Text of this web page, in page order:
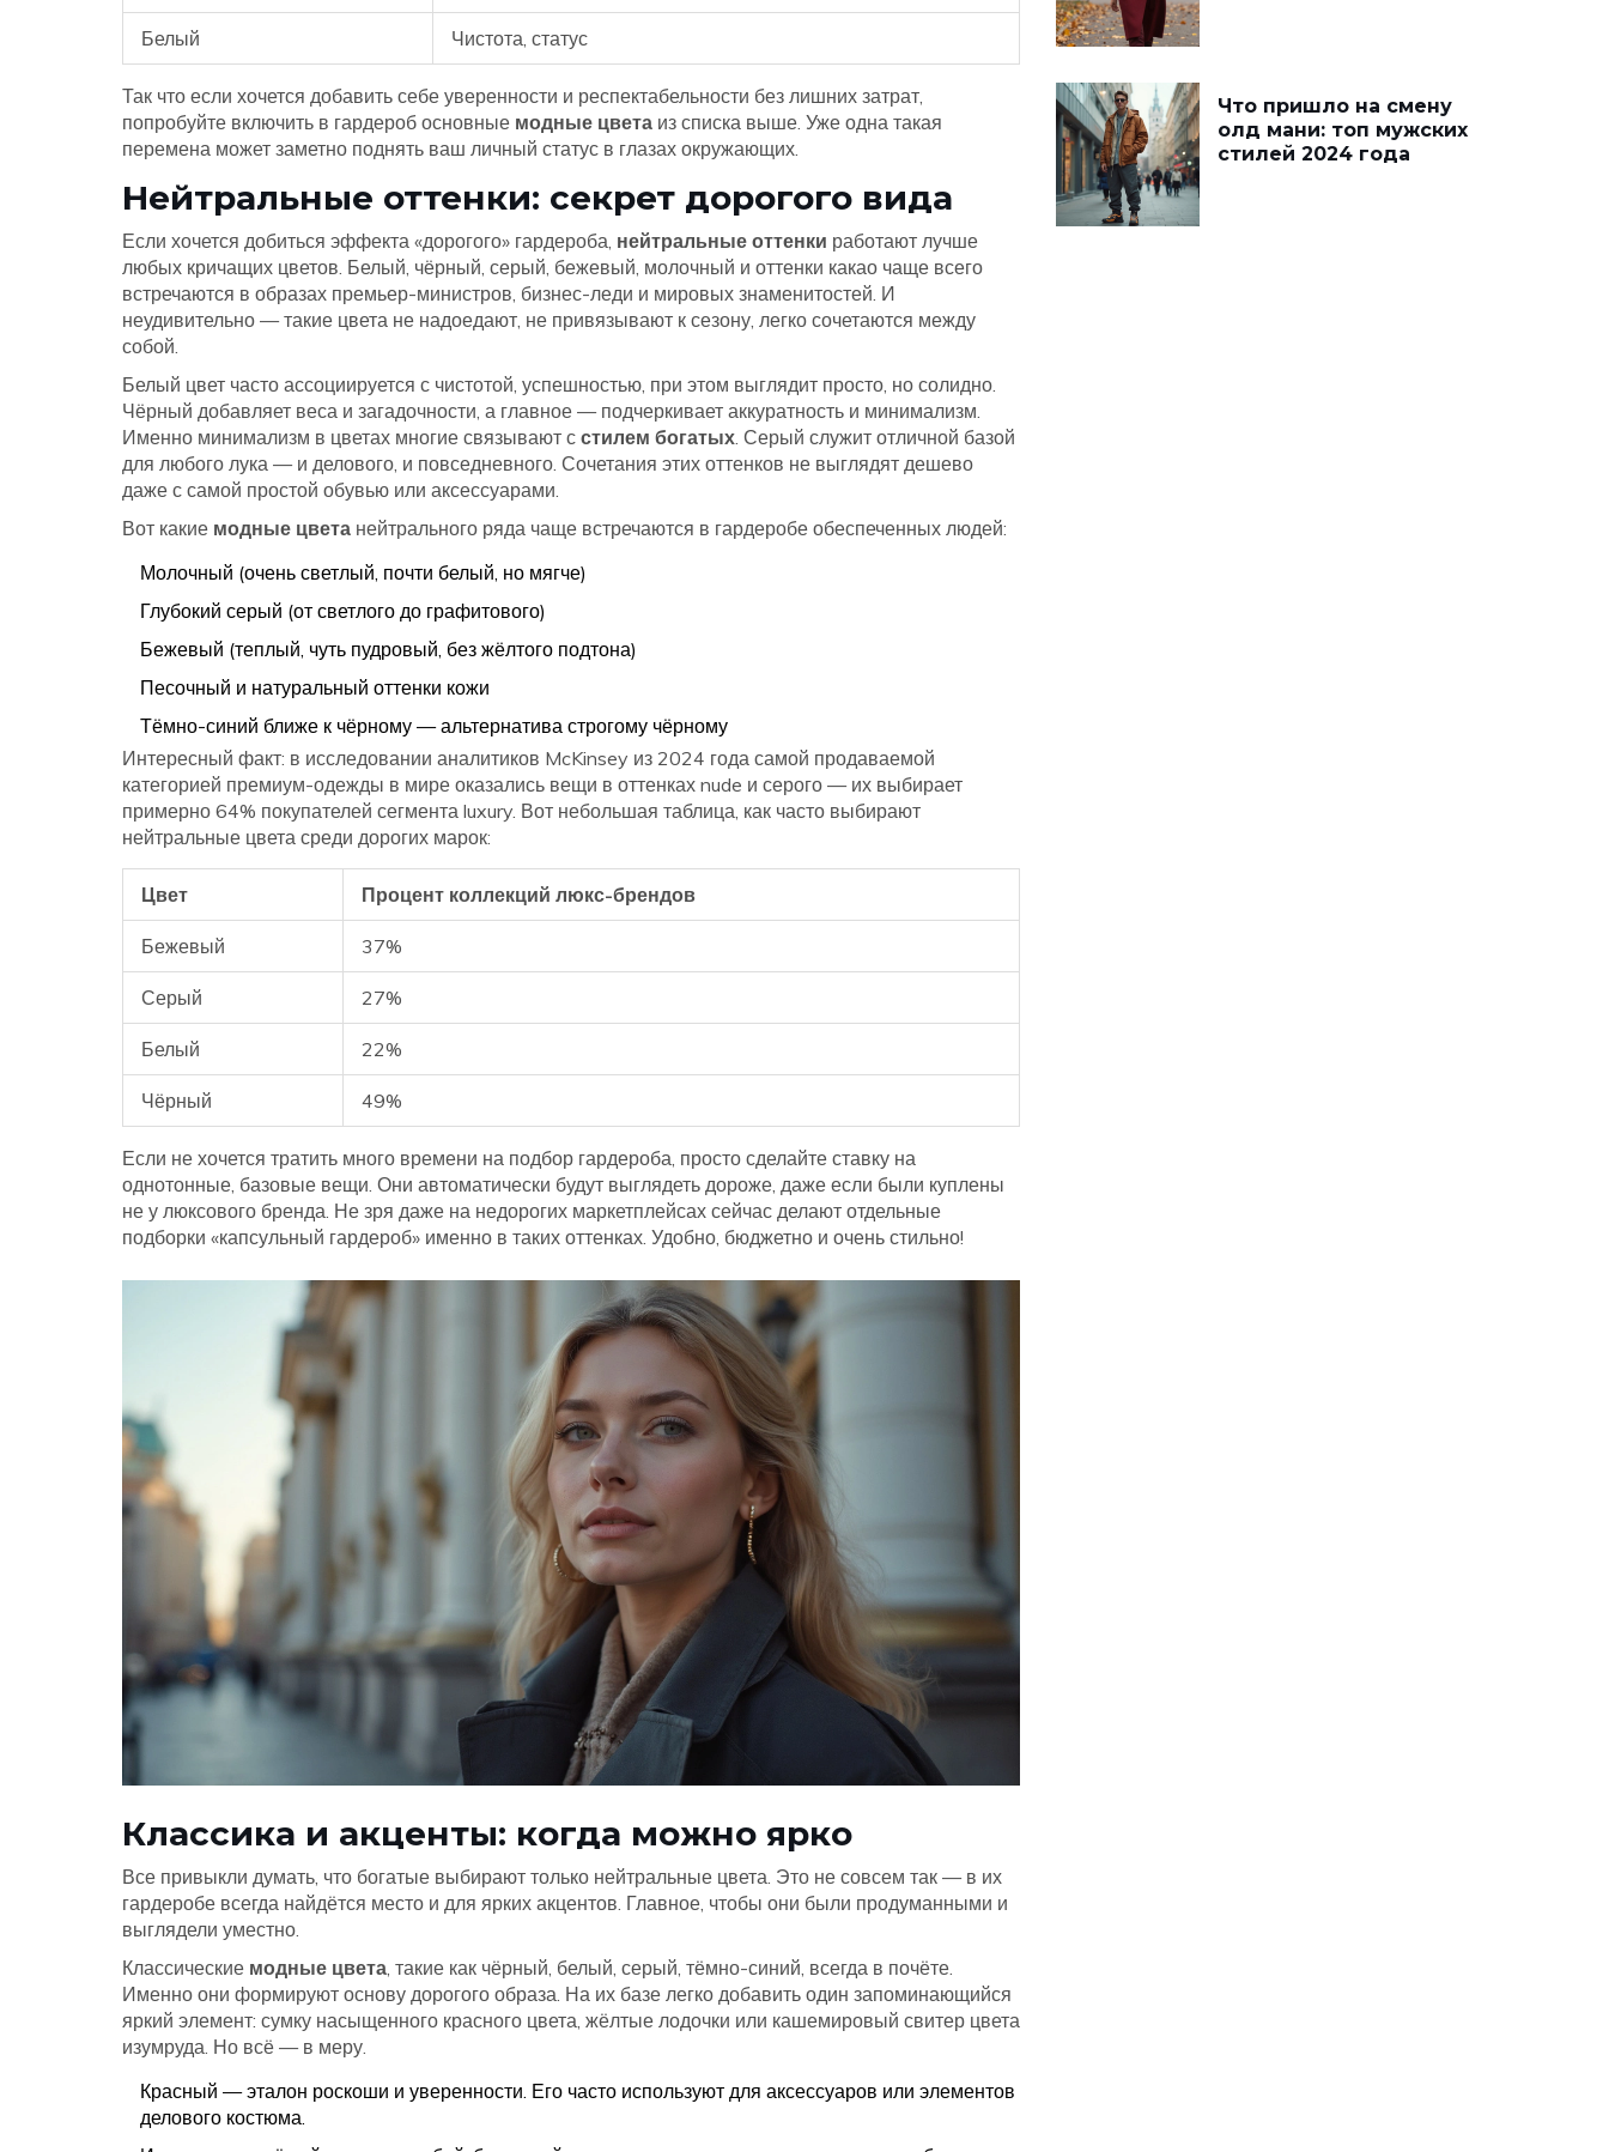
Белый Чистота, статус
Так что если хочется добавить себе уверенности и респектабельности без лишних затрат,
попробуйте включить в гардероб основные модные цвета из списка выше. Уже одна такая
перемена может заметно поднять ваш личный статус в глазах окружающих.
Нейтральные оттенки: секрет дорогого вида
Если хочется добиться эффекта «дорогого» гардероба, нейтральные оттенки работают лучше
любых кричащих цветов. Белый, чёрный, серый, бежевый, молочный и оттенки какао чаще всего
встречаются в образах премьер-министров, бизнес-леди и мировых знаменитостей. И
неудивительно — такие цвета не надоедают, не привязывают к сезону, легко сочетаются между
собой.
Белый цвет часто ассоциируется с чистотой, успешностью, при этом выглядит просто, но солидно.
Чёрный добавляет веса и загадочности, а главное — подчеркивает аккуратность и минимализм.
Именно минимализм в цветах многие связывают с стилем богатых. Серый служит отличной базой
для любого лука — и делового, и повседневного. Сочетания этих оттенков не выглядят дешево
даже с самой простой обувью или аксессуарами.
Вот какие модные цвета нейтрального ряда чаще встречаются в гардеробе обеспеченных людей:
Молочный (очень светлый, почти белый, но мягче)
Глубокий серый (от светлого до графитового)
Бежевый (теплый, чуть пудровый, без жёлтого подтона)
Песочный и натуральный оттенки кожи
Тёмно-синий ближе к чёрному — альтернатива строгому чёрному
Интересный факт: в исследовании аналитиков McKinsey из 2024 года самой продаваемой
категорией премиум-одежды в мире оказались вещи в оттенках nude и серого — их выбирает
примерно 64% покупателей сегмента luxury. Вот небольшая таблица, как часто выбирают
нейтральные цвета среди дорогих марок:
Цвет Процент коллекций люкс-брендов
Бежевый 37%
Серый 27%
Белый 22%
Чёрный 49%
Если не хочется тратить много времени на подбор гардероба, просто сделайте ставку на
однотонные, базовые вещи. Они автоматически будут выглядеть дороже, даже если были куплены
не у люксового бренда. Не зря даже на недорогих маркетплейсах сейчас делают отдельные
подборки «капсульный гардероб» именно в таких оттенках. Удобно, бюджетно и очень стильно!
Классика и акценты: когда можно ярко
Все привыкли думать, что богатые выбирают только нейтральные цвета. Это не совсем так — в их
гардеробе всегда найдётся место и для ярких акцентов. Главное, чтобы они были продуманными и
выглядели уместно.
Классические модные цвета , такие как чёрный, белый, серый, тёмно-синий, всегда в почёте.
Именно они формируют основу дорогого образа. На их базе легко добавить один запоминающийся
яркий элемент: сумку насыщенного красного цвета, жёлтые лодочки или кашемировый свитер цвета
изумруда. Но всё — в меру.
Красный — эталон роскоши и уверенности. Его часто используют для аксессуаров или элементов
делового костюма.
Что пришло на смену
олд мани: топ мужских
стилей 2024 года